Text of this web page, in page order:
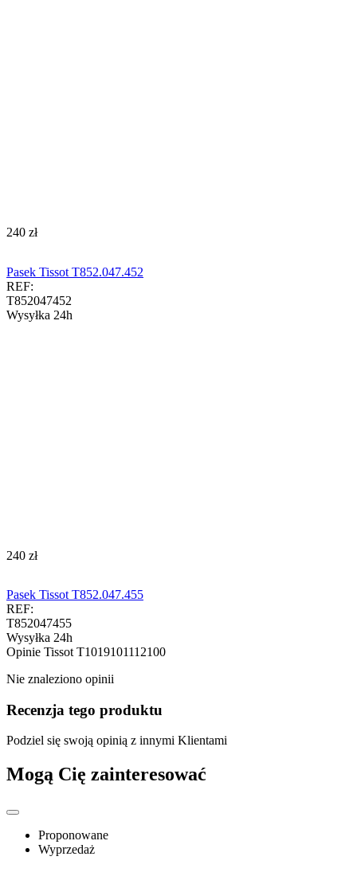
‍240‍ zł
Pasek Tissot T852.047.452
REF:
T852047452
Wysyłka 24h
‍240‍ zł
Pasek Tissot T852.047.455
REF:
T852047455
Wysyłka 24h
Opinie Tissot T1019101112100
Nie znaleziono opinii
Recenzja tego produktu
Podziel się swoją opinią z innymi Klientami
Mogą Cię zainteresować
Proponowane
Wyprzedaż